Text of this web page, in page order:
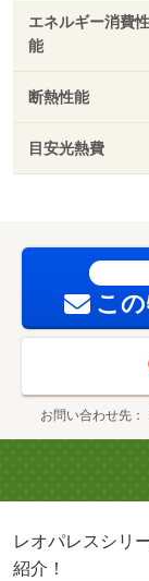
エネルギー消費性
能
断熱性能
目安光熱費
こ
お問い合わせ先
レオパレスシリ
紹介！